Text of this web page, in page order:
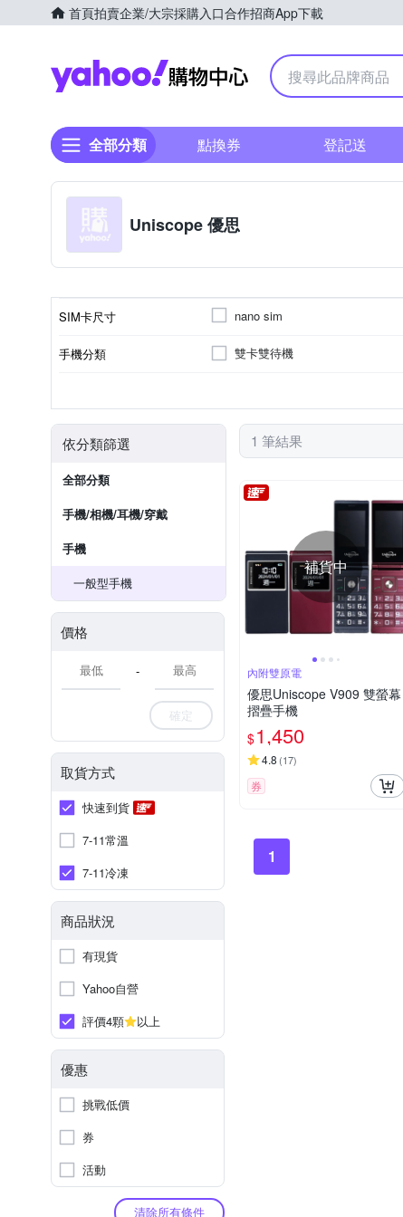
首頁拍賣企業/大宗採購入口合作招商App下載
Yahoo購物中心
全部分類 點換券 登記送
Uniscope 優思
SIM卡尺寸 nano sim
手機分類 雙卡雙待機
依分類篩選
全部分類
手機/相機/耳機/穿戴
手機
一般型手機
價格
-
確定
取貨方式
快速到貨
7-11常溫
7-11冷凍
商品狀況
有現貨
Yahoo自營
評價4顆
以上
優惠
挑戰低價
券
活動
清除所有條件
1 筆結果
補貨中
內附雙原電
優思Uniscope V909 雙螢幕
摺疊手機
$1,450
4.8 (17)
券
1